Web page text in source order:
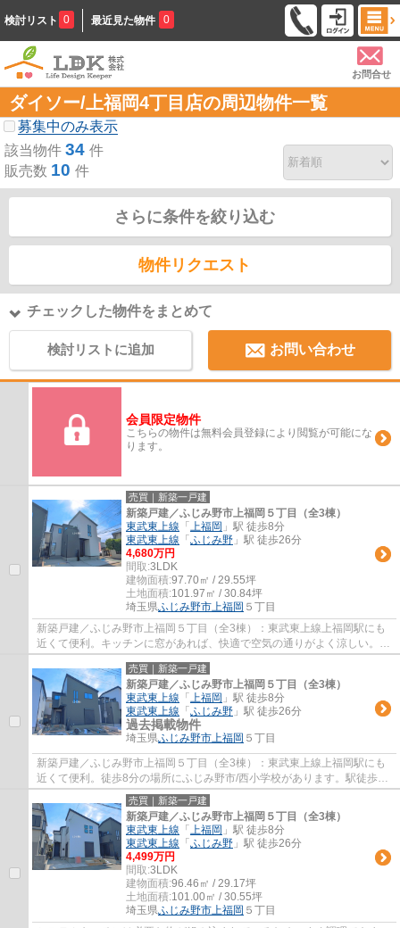
検討リスト 0 最近見た物件 0
お問合せ
ダイソー/上福岡4丁目店の周辺物件一覧
募集中のみ表示
該当物件 34 件
販売数 10 件
さらに条件を絞り込む
物件リクエスト
チェックした物件をまとめて
検討リストに追加 お問い合わせ
会員限定物件
こちらの物件は無料会員登録により閲覧が可能にな
ります。
売買｜新築一戸建
新築戸建／ふじみ野市上福岡５丁目（全3棟）
東武東上線 「 上福岡 」駅 徒歩8分
東武東上線 「 ふじみ野 」駅 徒歩26分
4,680万円
間取:3LDK
建物面積:97.70㎡ / 29.55坪
土地面積:101.97㎡ / 30.84坪
埼玉県ふじみ野市上福岡 ５丁目
新築戸建／ふじみ野市上福岡５丁目（全3棟）：東武東上線上福岡駅にも
近くて便利。キッチンに窓があれば、快適で空気の通りがよく涼しい。南
東向きの物件をお探しの方、コチラよりご覧...
売買｜新築一戸建
新築戸建／ふじみ野市上福岡５丁目（全3棟）
東武東上線 「 上福岡 」駅 徒歩8分
東武東上線 「 ふじみ野 」駅 徒歩26分
過去掲載物件
埼玉県ふじみ野市上福岡 ５丁目
新築戸建／ふじみ野市上福岡５丁目（全3棟）：東武東上線上福岡駅にも
近くて便利。徒歩8分の場所にふじみ野市/西小学校があります。駅徒歩8
分の物件です。ベタ基礎による建築の為、床...
売買｜新築一戸建
新築戸建／ふじみ野市上福岡５丁目（全3棟）
東武東上線 「 上福岡 」駅 徒歩8分
東武東上線 「 ふじみ野 」駅 徒歩26分
4,499万円
間取:3LDK
建物面積:96.46㎡ / 29.17坪
土地面積:101.00㎡ / 30.55坪
埼玉県ふじみ野市上福岡 ５丁目